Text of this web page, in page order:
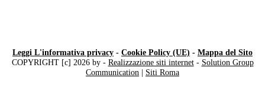
Leggi L'informativa privacy - Cookie Policy (UE) - Mappa del Sito
COPYRIGHT [c] 2026 by - Realizzazione siti internet- Solution Group
Communication | Siti Roma